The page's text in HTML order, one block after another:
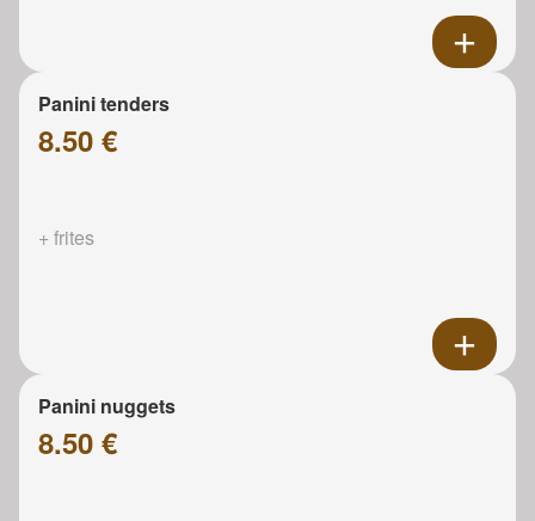
Panini tenders
8.50 €
+ frites
Panini nuggets
8.50 €